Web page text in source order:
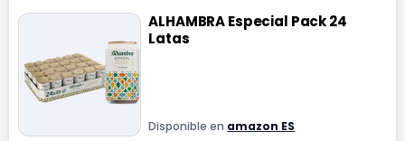
ALHAMBRA Especial Pack 24
Latas
Disponible en amazon ES